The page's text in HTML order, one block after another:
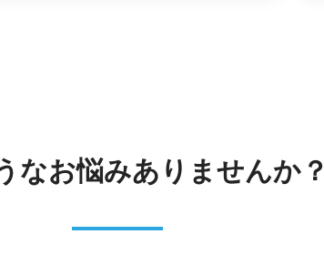
なお悩みありませんか？